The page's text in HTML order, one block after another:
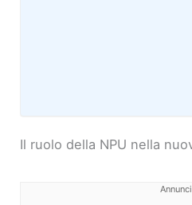
Il ruolo della NPU nella